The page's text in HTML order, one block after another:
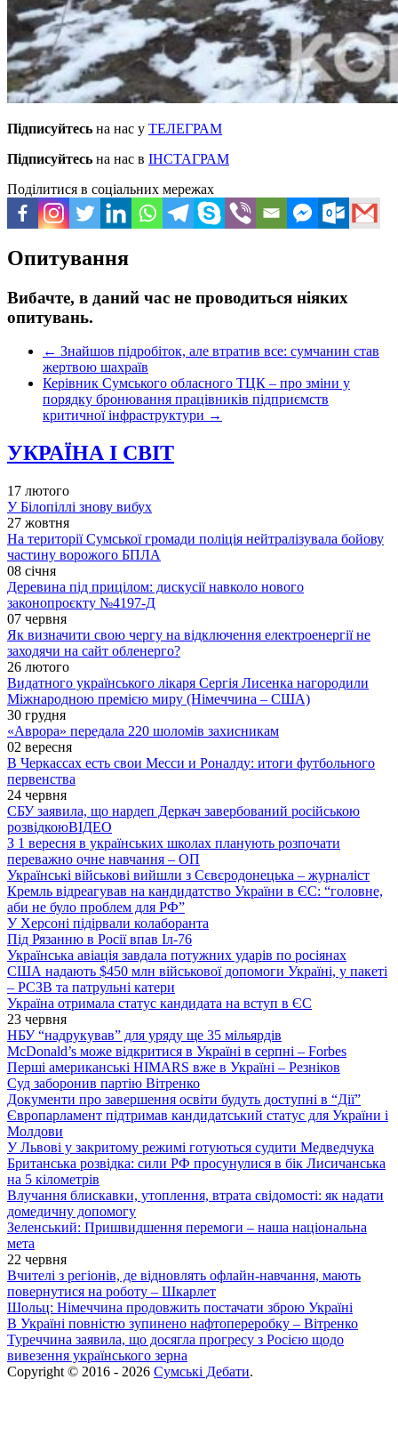
Підписуйтесь на нас у ТЕЛЕГРАМ
Підписуйтесь на нас в ІНСТАГРАМ
Поділитися в соціальних мережах
Опитування
Вибачте, в даний час не проводиться ніяких
опитувань.
← Знайшов підробіток, але втратив все: сумчанин став
жертвою шахраїв
Керівник Сумського обласного ТЦК – про зміни у
порядку бронювання працівників підприємств
критичної інфраструктури →
УКРАЇНА І СВІТ
17 лютого
У Білопіллі знову вибух
27 жовтня
На території Сумської громади поліція нейтралізувала бойову
частину ворожого БПЛА
08 січня
Деревина під прицілом: дискусії навколо нового
законопроєкту №4197-Д
07 червня
Як визначити свою чергу на відключення електроенергії не
заходячи на сайт обленерго?
26 лютого
Видатного українського лікаря Сергія Лисенка нагородили
Міжнародною премією миру (Німеччина – США)
30 грудня
«Аврора» передала 220 шоломів захисникам
02 вересня
В Черкассах есть свои Месси и Роналду: итоги футбольного
первенства
24 червня
СБУ заявила, що нардеп Деркач завербований російською
розвідкоюВІДЕО
З 1 вересня в українських школах планують розпочати
переважно очне навчання – ОП
Українські військові вийшли з Сєвєродонецька – журналіст
Кремль відреагував на кандидатство України в ЄС: “головне,
аби не було проблем для РФ”
У Херсоні підірвали колаборанта
Під Рязанню в Росії впав Іл-76
Українська авіація завдала потужних ударів по росіянах
США надають $450 млн військової допомоги Україні, у пакеті
– РСЗВ та патрульні катери
Україна отримала статус кандидата на вступ в ЄС
23 червня
НБУ “надрукував” для уряду ще 35 мільярдів
McDonald’s може відкритися в Україні в серпні – Forbes
Перші американські HIMARS вже в Україні – Резніков
Суд заборонив партію Вітренко
Документи про завершення освіти будуть доступні в “Дії”
Європарламент підтримав кандидатський статус для України і
Молдови
У Львові у закритому режимі готуються судити Медведчука
Британська розвідка: сили РФ просунулися в бік Лисичанська
на 5 кілометрів
Влучання блискавки, утоплення, втрата свідомості: як надати
домедичну допомогу
Зеленський: Пришвидшення перемоги – наша національна
мета
22 червня
Вчителі з регіонів, де відновлять офлайн-навчання, мають
повернутися на роботу – Шкарлет
Шольц: Німеччина продовжить постачати зброю Україні
В Україні повністю зупинено нафтопереробку – Вітренко
Туреччина заявила, що досягла прогресу з Росією щодо
вивезення українського зерна
Copyright © 2016 - 2026 Сумські Дебати.